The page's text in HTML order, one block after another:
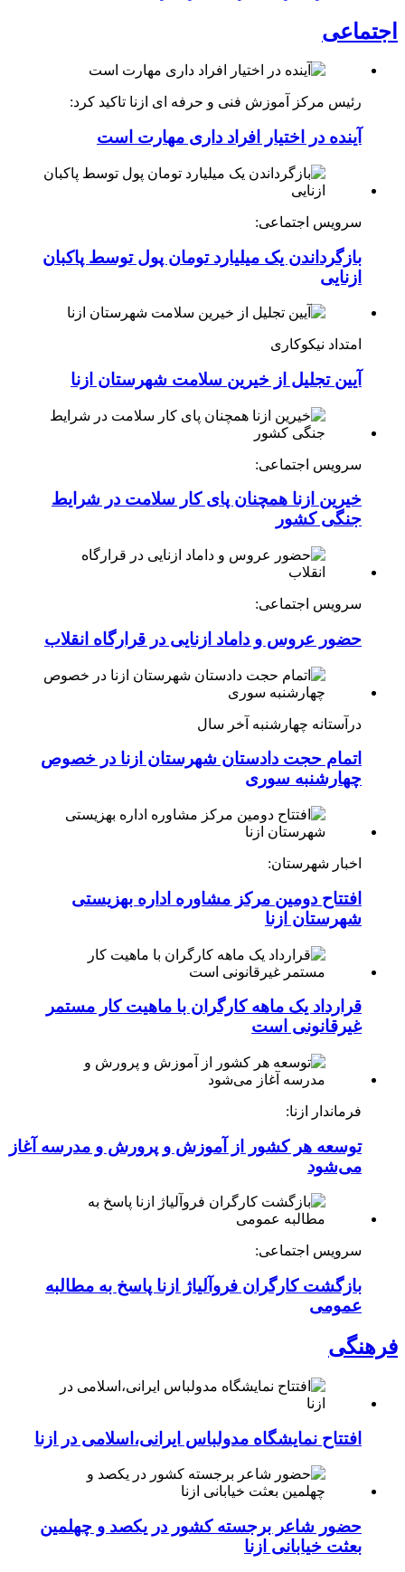
اجتماعی
رئیس مرکز آموزش فنی و حرفه ای ازنا تاکید کرد:
آینده در اختیار افراد داری مهارت است
سرویس اجتماعی:
بازگرداندن یک میلیارد تومان پول توسط پاکبان
ازنایی
امتداد نیکوکاری
آیین تجلیل از خیرین سلامت شهرستان ازنا
سرویس اجتماعی:
خیرین ازنا همچنان پای کار سلامت در شرایط
جنگی کشور
سرویس اجتماعی:
حضور عروس و داماد ازنایی در قرارگاه انقلاب
درآستانه چهارشنبه آخر سال
اتمام حجت دادستان شهرستان ازنا در خصوص
چهارشنبه ‌سوری
اخبار شهرستان:
افتتاح دومین مرکز مشاوره اداره بهزیستی
شهرستان ازنا
قرارداد یک ماهه کارگران با ماهیت کار مستمر
غیرقانونی است
فرماندار ازنا:
توسعه هر کشور از آموزش و پرورش و مدرسه آغاز
می‌شود
سرویس اجتماعی:
بازگشت کارگران فروآلیاژ ازنا پاسخ به مطالبه
عمومی
فرهنگی
افتتاح نمایشگاه مدولباس ایرانی،اسلامی در ازنا
حضور شاعر برجسته کشور در یکصد و چهلمین
بعثت خیابانی ازنا